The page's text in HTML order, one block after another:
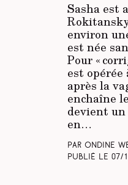
Sasha est
environ
est née
Pour «
est opérée
après la
enchaîne
devient un
en…
Par Ondine
Publié le 07/